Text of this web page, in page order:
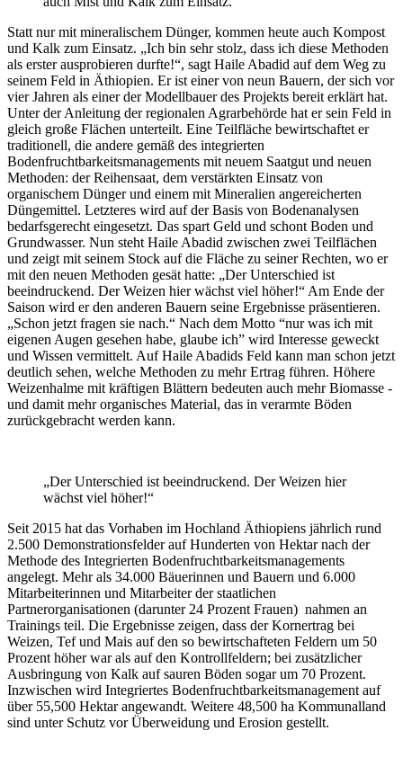
Statt nur mit mineralischem Dünger, kommen heute auch Kompost
und Kalk zum Einsatz. „Ich bin sehr stolz, dass ich diese Methoden
als erster ausprobieren durfte!“, sagt Haile Abadid auf dem Weg zu
seinem Feld in Äthiopien. Er ist einer von neun Bauern, der sich vor
vier Jahren als einer der Modellbauer des Projekts bereit erklärt hat.
Unter der Anleitung der regionalen Agrarbehörde hat er sein Feld in
gleich große Flächen unterteilt. Eine Teilfläche bewirtschaftet er
traditionell, die andere gemäß des integrierten
Bodenfruchtbarkeitsmanagements mit neuem Saatgut und neuen
Methoden: der Reihensaat, dem verstärkten Einsatz von
organischem Dünger und einem mit Mineralien angereicherten
Düngemittel. Letzteres wird auf der Basis von Bodenanalysen
bedarfsgerecht eingesetzt. Das spart Geld und schont Boden und
Grundwasser. Nun steht Haile Abadid zwischen zwei Teilflächen
und zeigt mit seinem Stock auf die Fläche zu seiner Rechten, wo er
mit den neuen Methoden gesät hatte: „Der Unterschied ist
beeindruckend. Der Weizen hier wächst viel höher!“ Am Ende der
Saison wird er den anderen Bauern seine Ergebnisse präsentieren.
„Schon jetzt fragen sie nach.“ Nach dem Motto “nur was ich mit
eigenen Augen gesehen habe, glaube ich” wird Interesse geweckt
und Wissen vermittelt. Auf Haile Abadids Feld kann man schon jetzt
deutlich sehen, welche Methoden zu mehr Ertrag führen. Höhere
Weizenhalme mit kräftigen Blättern bedeuten auch mehr Biomasse -
und damit mehr organisches Material, das in verarmte Böden
zurückgebracht werden kann.
„Der Unterschied ist beeindruckend. Der Weizen hier
wächst viel höher!“
Seit 2015 hat das Vorhaben im Hochland Äthiopiens jährlich rund
2.500 Demonstrationsfelder auf Hunderten von Hektar nach der
Methode des Integrierten Bodenfruchtbarkeitsmanagements
angelegt. Mehr als 34.000 Bäuerinnen und Bauern und 6.000
Mitarbeiterinnen und Mitarbeiter der staatlichen
Partnerorganisationen (darunter 24 Prozent Frauen) nahmen an
Trainings teil. Die Ergebnisse zeigen, dass der Kornertrag bei
Weizen, Tef und Mais auf den so bewirtschafteten Feldern um 50
Prozent höher war als auf den Kontrollfeldern; bei zusätzlicher
Ausbringung von Kalk auf sauren Böden sogar um 70 Prozent.
Inzwischen wird Integriertes Bodenfruchtbarkeitsmanagement auf
über 55,500 Hektar angewandt. Weitere 48,500 ha Kommunalland
sind unter Schutz vor Überweidung und Erosion gestellt.